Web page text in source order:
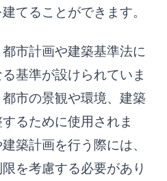
てることができます。
市計画や建築基準法に
基準が設けられていま
市の景観や環境、建築
るために使用されま
築計画を行う際には、
を考慮する必要があり